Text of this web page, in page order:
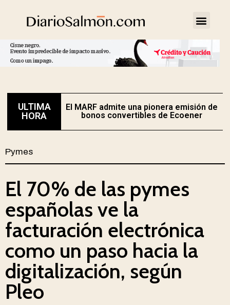
ULTIMA
HORA
El MARF admite una pionera emisión de
bonos convertibles de Ecoener
Pymes
El 70% de las pymes
españolas ve la
facturación electrónica
como un paso hacia la
digitalización, según
Pleo